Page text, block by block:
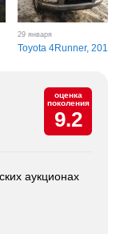
29 января
Toyota 4Runner, 2010
оценка
поколения
9.2
аукционах